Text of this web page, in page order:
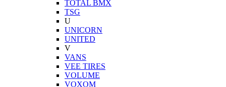
TOTAL BMX
TSG
U
UNICORN
UNITED
V
VANS
VEE TIRES
VOLUME
VOXOM